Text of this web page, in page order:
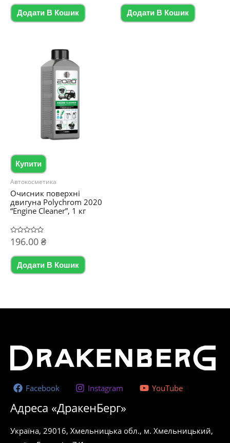
з
Додати В Кошик Додати В Кошик
Цей
товар
Купити
Автокосметика
Очисник поверхні
двигуна Polychrom 2020
“Engine Cleaner”, 1 кг
Оцінено
в
з
196.00 ₴
Додати В Кошик
Facebook Instagram YouTube
Адреса «ДракенБерг»
Україна, 29016, Хмельницька обл., м. Хмельницький,